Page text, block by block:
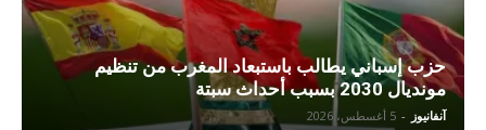
حزب إسباني يطالب باستبعاد المغرب من تنظيم
مونديال 2030 بسبب أحداث سبتة
آنفانيوز - 5 أغسطس، 2026